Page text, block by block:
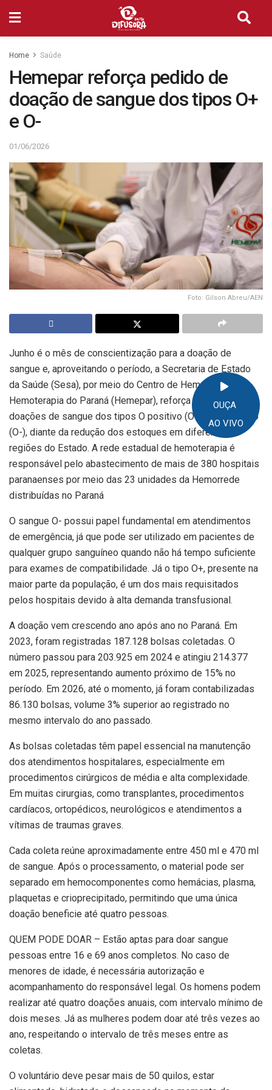
OUÇA
AO VIVO
Home Saúde
Hemepar reforça pedido de
doação de sangue dos tipos O+
e O-
01/06/2026
Foto: Gilson Abreu/AEN
Junho é o mês de conscientização para a doação de
sangue e, aproveitando o período, a Secretaria de Estado
da Saúde (Sesa), por meio do Centro de Hematologia e
Hemoterapia do Paraná (Hemepar), reforça o chamado para
doações de sangue dos tipos O positivo (O+) e O negativo
(O-), diante da redução dos estoques em diferentes
regiões do Estado. A rede estadual de hemoterapia é
responsável pelo abastecimento de mais de 380 hospitais
paranaenses por meio das 23 unidades da Hemorrede
distribuídas no Paraná
O sangue O- possui papel fundamental em atendimentos
de emergência, já que pode ser utilizado em pacientes de
qualquer grupo sanguíneo quando não há tempo suficiente
para exames de compatibilidade. Já o tipo O+, presente na
maior parte da população, é um dos mais requisitados
pelos hospitais devido à alta demanda transfusional.
A doação vem crescendo ano após ano no Paraná. Em
2023, foram registradas 187.128 bolsas coletadas. O
número passou para 203.925 em 2024 e atingiu 214.377
em 2025, representando aumento próximo de 15% no
período. Em 2026, até o momento, já foram contabilizadas
86.130 bolsas, volume 3% superior ao registrado no
mesmo intervalo do ano passado.
As bolsas coletadas têm papel essencial na manutenção
dos atendimentos hospitalares, especialmente em
procedimentos cirúrgicos de média e alta complexidade.
Em muitas cirurgias, como transplantes, procedimentos
cardíacos, ortopédicos, neurológicos e atendimentos a
vítimas de traumas graves.
Cada coleta reúne aproximadamente entre 450 ml e 470 ml
de sangue. Após o processamento, o material pode ser
separado em hemocomponentes como hemácias, plasma,
plaquetas e crioprecipitado, permitindo que uma única
doação beneficie até quatro pessoas.
QUEM PODE DOAR – Estão aptas para doar sangue
pessoas entre 16 e 69 anos completos. No caso de
menores de idade, é necessária autorização e
acompanhamento do responsável legal. Os homens podem
realizar até quatro doações anuais, com intervalo mínimo de
dois meses. Já as mulheres podem doar até três vezes ao
ano, respeitando o intervalo de três meses entre as
coletas.
O voluntário deve pesar mais de 50 quilos, estar